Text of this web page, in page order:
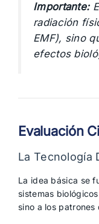
Importante:
radiación
EMF), sino
efectos
Evaluación
La Tecnología
La idea básica se
sistemas
sino a los patrones